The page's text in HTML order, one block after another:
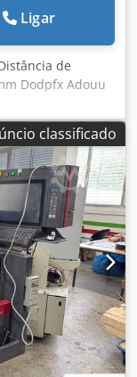
Ligar
de
Dodpfx Adouu
de fio
classificado